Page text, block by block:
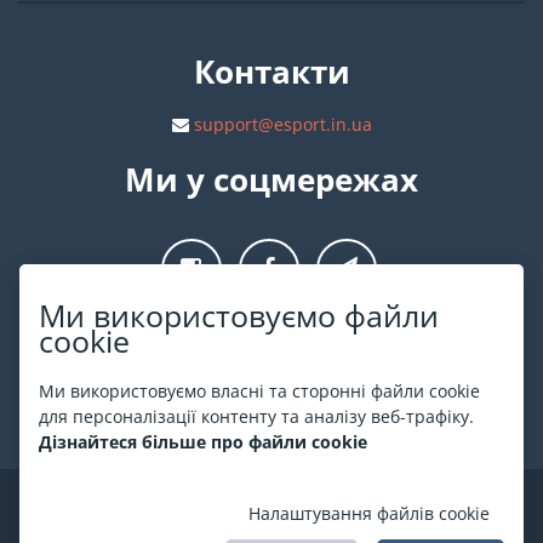
Ми використовуємо файли
cookie
Ми використовуємо власні та сторонні файли cookie
для персоналізації контенту та аналізу веб-трафіку.
Дізнайтеся більше про файли cookie
Налаштування файлів cookie
Контакти
support@esport.in.ua
Ми у соцмережах
Про ESPORT.in.ua
На ESPORT.in.ua представлена афіша Києва та інших міст
України. Всі квитки продаються офіційно. Ми працюємо
безпосередньо з касами.